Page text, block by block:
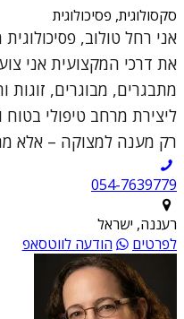
סקסולוגית, פסיכולוגית
אני רחל טולוב,
את דרכי המקצועית אני
מתבגרים, מבוגרים, זוגות
ליצירת מרחב טיפולי בטוח
רק מענה למצוקה – אלא
054-7639779
רעננה, ישראל
לפרטים
הודעה לווטסאפ